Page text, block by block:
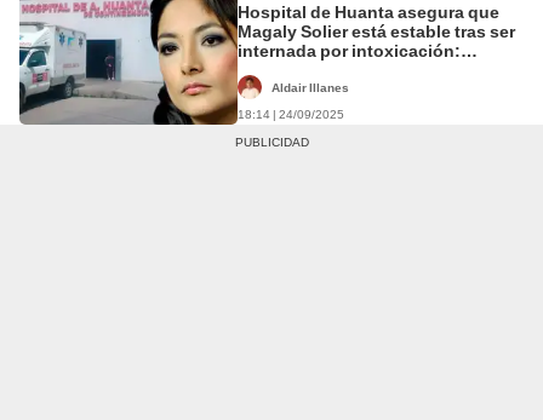
Hospital de Huanta asegura que
Magaly Solier está estable tras ser
internada por intoxicación:
Aldair Illanes
18:14 | 24/09/2025